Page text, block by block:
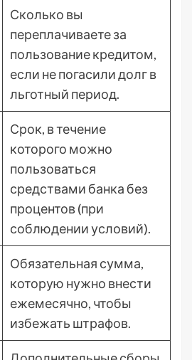
Сколько вы
переплачиваете за
пользование кредитом,
если не погасили долг в
льготный период.
Срок, в течение
которого можно
пользоваться
средствами банка без
процентов (при
соблюдении условий).
Обязательная сумма,
которую нужно внести
ежемесячно, чтобы
избежать штрафов.